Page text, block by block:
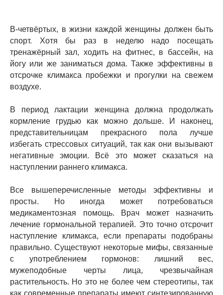
В-четвёртых, в жизни каждой женщины должен быть
спорт. Хотя бы раз в неделю надо посещать
тренажёрный зал, ходить на фитнес, в бассейн, на
йогу или же заниматься дома. Также эффективны в
отсрочке климакса пробежки и прогулки на свежем
воздухе.
В период лактации женщина должна продолжать
кормление грудью как можно дольше. И наконец,
представительницам прекрасного пола лучше
избегать стрессовых ситуаций, так как они вызывают
негативные эмоции. Всё это может сказаться на
наступлении раннего климакса.
Все вышеперечисленные методы эффективны и
просты. Но иногда может потребоваться
медикаментозная помощь. Врач может назначить
лечение гормональной терапией. Это точно отсрочит
наступление климакса, если препараты подобраны
правильно. Существуют некоторые мифы, связанные
с употреблением гормонов: лишний вес,
мужеподобные черты лица, чрезвычайная
растительность. Но это не более чем стереотипы, так